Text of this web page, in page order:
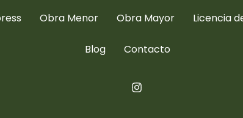
Obra Menor Obra Mayor Licencia
Blog Contacto